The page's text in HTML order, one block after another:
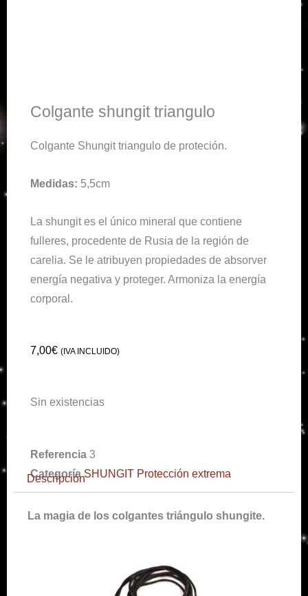
Colgante shungit triangulo
Colgante Shungit triangulo de proteción.
Medidas: 5,5cm
La shungit es el único mineral que contiene
fulleres, procedente de Rusia de la región de
carelia. Se le atribuyen propiedades de absorver
energía negativa y proteger. Armoniza la energía
corporal.
7,00€ (IVA INCLUIDO)
Sin existencias
Referencia3
Categoría SHUNGIT Protección extrema
Descripción
La magia de los colgantes triángulo shungite.